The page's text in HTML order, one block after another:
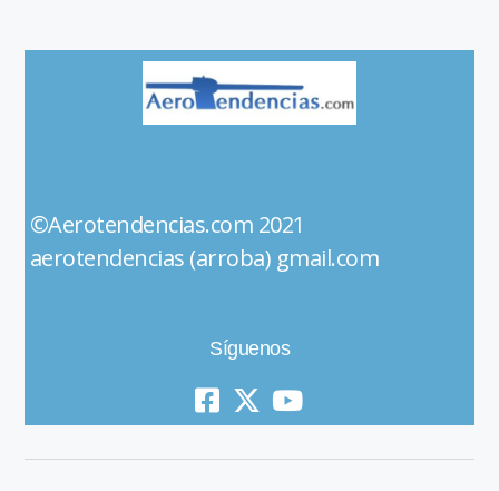
©Aerotendencias.com 2021
aerotendencias (arroba) gmail.com
Síguenos